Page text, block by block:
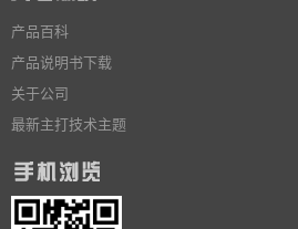
产品百科
产品说明书下载
关于公司
最新主打技术主题